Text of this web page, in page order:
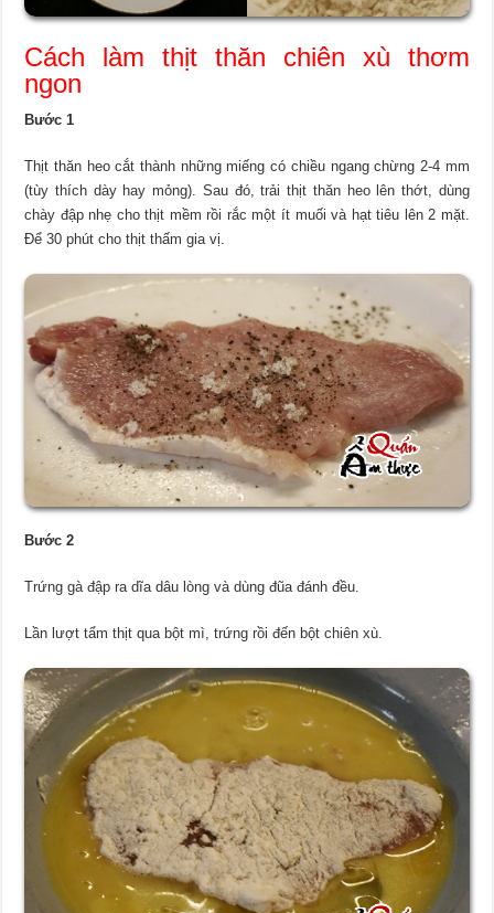
Cách làm thịt thăn chiên xù thơm
ngon
Bước 1
Thịt thăn heo cắt thành những miếng có chiều ngang chừng 2-4 mm
(tùy thích dày hay mỏng). Sau đó, trải thịt thăn heo lên thớt, dùng
chày đập nhẹ cho thịt mềm rồi rắc một ít muối và hạt tiêu lên 2 mặt.
Để 30 phút cho thịt thấm gia vị.
Bước 2
Trứng gà đập ra dĩa dâu lòng và dùng đũa đánh đều.
Lần lượt tẩm thịt qua bột mì, trứng rồi đến bột chiên xù.